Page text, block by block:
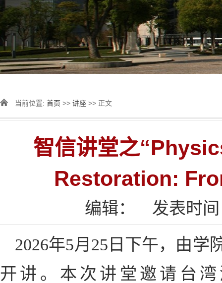
当前位置: 首页 >> 讲座 >> 正文
智信讲堂之
Restoration:
编辑： 发表时
2026年5月25日下午，由学
开讲。本次讲堂邀请台湾